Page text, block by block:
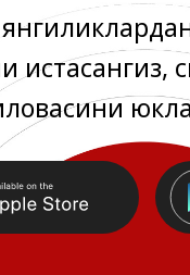
истасангиз,